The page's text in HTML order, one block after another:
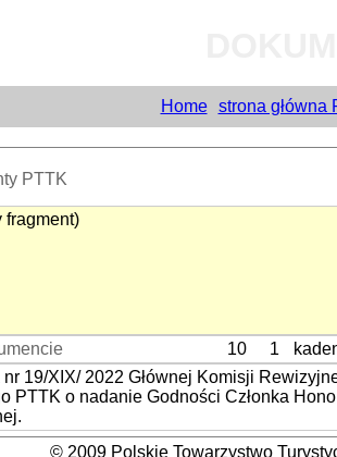
Home strona główna
PTTK
fragment)
10 1
nr 19/XIX/ 2022 Głównej Komisji
PTTK o nadanie Godności Członka
© 2009 Polskie Towarzystwo